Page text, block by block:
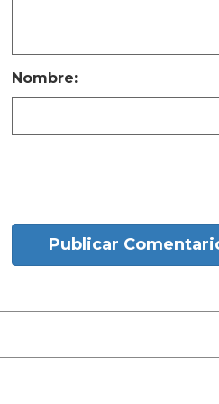
Nombre:
Publicar